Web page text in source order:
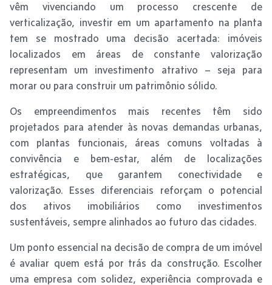
vêm vivenciando um processo crescente de
verticalização, investir em um apartamento na planta
tem se mostrado uma decisão acertada: imóveis
localizados em áreas de constante valorização
representam um investimento atrativo – seja para
morar ou para construir um patrimônio sólido.
Os empreendimentos mais recentes têm sido
projetados para atender às novas demandas urbanas,
com plantas funcionais, áreas comuns voltadas à
convivência e bem-estar, além de localizações
estratégicas, que garantem conectividade e
valorização. Esses diferenciais reforçam o potencial
dos ativos imobiliários como investimentos
sustentáveis, sempre alinhados ao futuro das cidades.
Um ponto essencial na decisão de compra de um imóvel
é avaliar quem está por trás da construção. Escolher
uma empresa com solidez, experiência comprovada e